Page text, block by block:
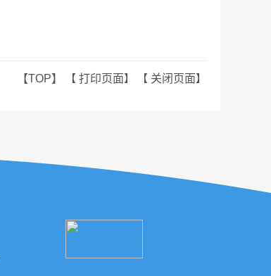
【TOP】 【 打印页面】 【 关闭页面】